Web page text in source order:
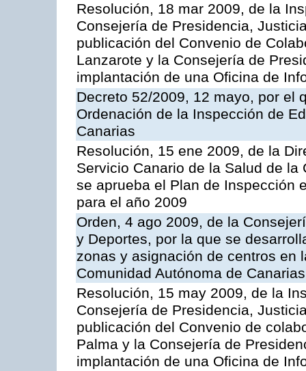
Resolución, 18 mar 2009, de la
Consejería de Presidencia,
publicación del Convenio de
Lanzarote y la Consejería de
implantación de una Oficina de
Decreto 52/2009, 12 mayo, por el
Ordenación de la Inspección de
Canarias
Resolución, 15 ene 2009, de la
Servicio Canario de la Salud de
se aprueba el Plan de Inspección
para el año 2009
Orden, 4 ago 2009, de la
y Deportes, por la que se
zonas y asignación de centros en
Comunidad Autónoma de Canarias
Resolución, 15 may 2009, de la
Consejería de Presidencia,
publicación del Convenio de
Palma y la Consejería de
implantación de una Oficina de